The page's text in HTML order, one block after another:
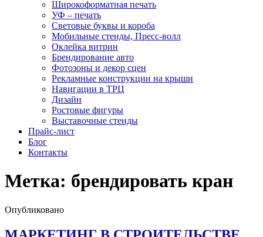
Широкоформатная печать
УФ – печать
Световые буквы и короба
Мобильные стенды, Пресс-волл
Оклейка витрин
Брендирование авто
Фотозоны и декор сцен
Рекламные конструкции на крыши
Навигации в ТРЦ
Дизайн
Ростовые фигуры
Выставочные стенды
Прайс-лист
Блог
Контакты
Метка: брендировать кран
Опубликовано